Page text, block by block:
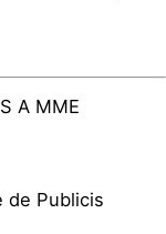
A MME
de Publicis